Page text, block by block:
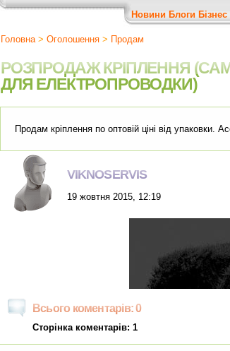
Новини Блоги Бізнес
Головна> Оголошення > Продам
РОЗПРОДАЖ КРІПЛЕННЯ
ДЛЯ ЕЛЕКТРОПРОВОДКИ)
Продам кріплення по оптовій ціні від упаковки.
VIKNOSERVIS
19 жовтня 2015, 12:19
Всього коментарів: 0
Сторінка коментарів: 1